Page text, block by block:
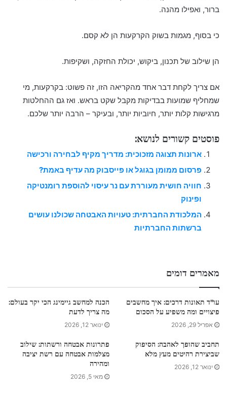
ברור, ואפילו מהנה.
כי בסוף, מגמות בשוק הקרקעות הן לא קסם.
הן שילוב של תכנון, ביקוש, יכולת החזקה, ושקיפות.
אם צריך לקחת דבר אחד מהקריאה הזו, זה פשוט: בקרקעות, מי
שמחליף שמועות בבדיקות מקבל שקט בראש. ואז גם ההחלטות
מרגישות קלות יותר, חיוביות יותר, ובעיקר – הרבה יותר שלכם.
פוסטים קשורים לנושא:
ארונות תצוגה מזכוכית: מדריך מקיף לבחירה ורכישה
פרסום ממומן בגוגל או פייסבוק מה עדיף באמת?
חוויה חושית מעוררת עם נר עיסוי להוספת רומנטיקה
ופינוק
המלכודת החברתית: טעויות האבטחה שכולנו עושים
ברשתות החברתיות
מאמרים דומים
עו"ד תאונות דרכים: איך מחשבים
פיצויים ומה משפיע על הסכום
אפריל 29, 2026
הכנה למחשב גיימינג הכי יקר בעולם:
מה צריך לדעת
ינואר 12, 2026
תחביב שהופך לאהבה: הסיפוק
שביצירת רהיטים מעץ מלא
ינואר 12, 2026
פתרונות אבטחה ורשתות: שילוב
מצלמות אבטחה עם רשת יציבה
ומהירה
מאי 5, 2026